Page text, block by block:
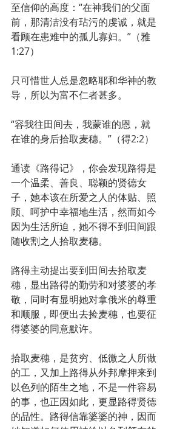
至信仰的高度：“在神我们的父面
前，那清洁没有玷污的虔诚，就是
看顾在患难中的孤儿寡妇。”（雅
1:27）
只可惜世人总是忽略耶和华神的教
导，所以为富不仁者甚多。
“容我往田间去，我蒙谁的恩，就
在谁的身后拾取麦穗。”（得2:2）
通读《路得记》，你会发现路得是
一个温柔、善良、聪颖的贤德女
子，她本该在所爱之人的体贴、照
顾、呵护中幸福地生活，然而如今
因为生活所迫，她不得不到田间跟
随收割之人拾取麦穗。
路得主动提出要到田间去拾取麦
穗，显出路得的勤劳和对婆婆的孝
敬，同时有显明她对拿俄米的尊重
和顺服，即便出去捡麦穗，也要征
得婆婆的同意默许。
拾取麦穗，是贫穷、低微之人所做
的工，又加上路得从外邦摩押来到
以色列的陌生之地，不是一件容易
的事，也正因如此，更显路得贤德
的品性。路得信靠婆婆的神，因而